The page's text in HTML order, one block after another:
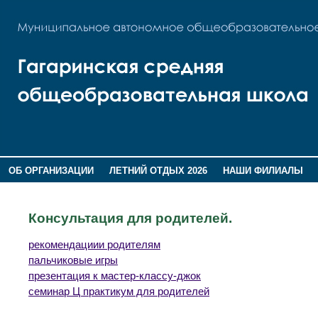
ОБ ОРГАНИЗАЦИИ ЛЕТНИЙ ОТДЫХ 2026
НАШИ ФИЛИАЛЫ
Консультация для родителей.
рекомендациии родителям
пальчиковые игры
презентация к мастер-классу-джок
семинар Ц практикум для родителей